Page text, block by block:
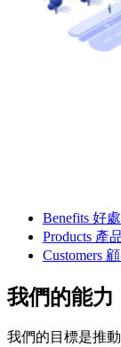
Benefits 好處
Products 產
Customers
我們的能力
我們的目標是推